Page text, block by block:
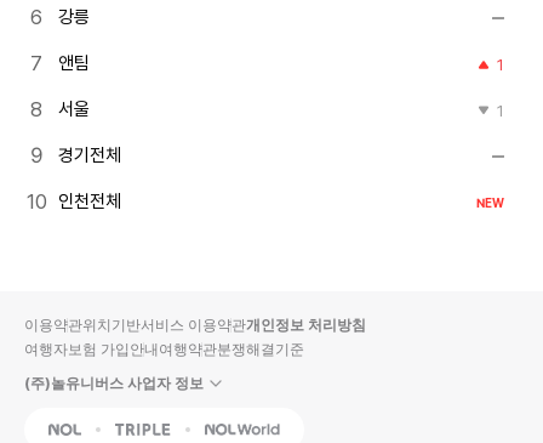
강릉
앤팀 1
서울 1
경기전체
인천전체 NEW
이용약관위치기반서비스 이용약관개인정보 처리방침
여행자보험 가입안내여행약관분쟁해결기준
(주)놀유니버스 사업자 정보
NOL Triple Interpark Global